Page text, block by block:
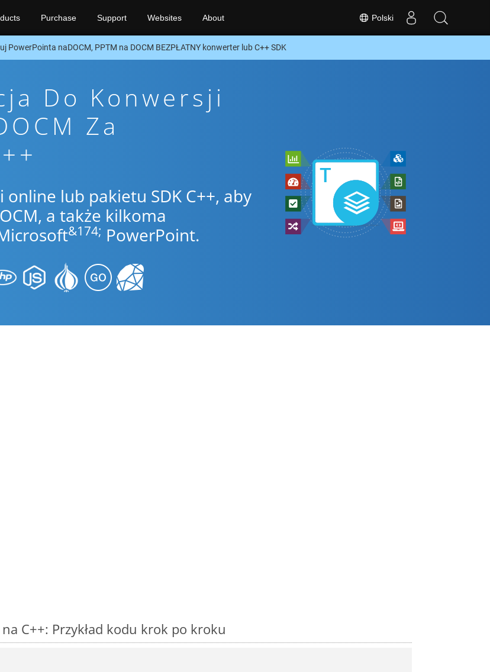
Polski
Purchase Support Websites About
PowerPointa naDOCM, PPTM na DOCM BEZPŁATNY konwerter lub C++ SDK
Do Konwersji
Za
lub pakietu SDK C++, aby
a także kilkoma
&174; PowerPoint.
C++: Przykład kodu krok po kroku